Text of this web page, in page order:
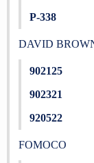
P-338
DAVID
902125
902321
920522
FOMOCO